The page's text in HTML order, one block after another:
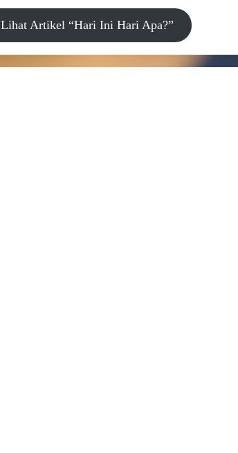
Lihat Artikel “Hari Ini Hari Apa?”